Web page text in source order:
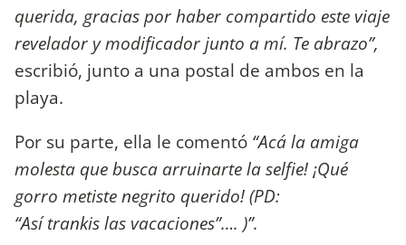
querida, gracias por haber compartido este viaje
revelador y modificador junto a mí. Te abrazo”,
escribió, junto a una postal de ambos en la
playa.
Por su parte, ella le comentó “Acá la amiga
molesta que busca arruinarte la selfie! ¡Qué
gorro metiste negrito querido! (PD:
“Así trankis las vacaciones”…. )”.